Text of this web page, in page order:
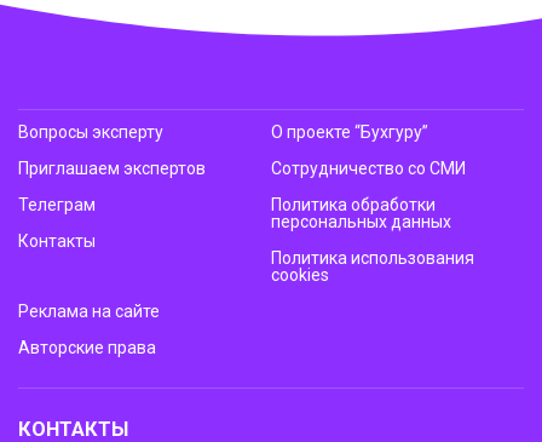
Вопросы эксперту
Приглашаем экспертов
Телеграм
Контакты
О проекте “Бухгуру”
Сотрудничество со СМИ
Политика обработки
персональных данных
Политика использования
cookies
Реклама на сайте
Авторские права
КОНТАКТЫ